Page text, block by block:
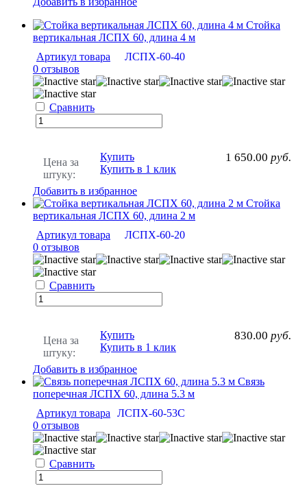
Стойка
вертикальная ЛСПХ 60, длина 4 м
Артикул товара
ЛСПХ-60-40
0 отзывов
Сравнить
Цена за
штуку:
1 650.00 руб.
Купить
Купить в 1 клик
Добавить в избранное
Стойка
вертикальная ЛСПХ 60, длина 2 м
Артикул товара
ЛСПХ-60-20
0 отзывов
Сравнить
Цена за
штуку:
830.00 руб.
Купить
Купить в 1 клик
Добавить в избранное
Связь
поперечная ЛСПХ 60, длина 5.3 м
Артикул товара
ЛСПХ-60-53С
0 отзывов
Сравнить